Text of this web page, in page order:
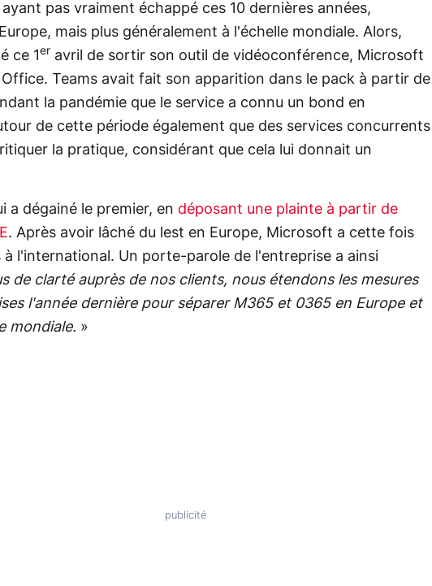
pas vraiment échappé ces 10 dernières années,
mais plus généralement à l'échelle mondiale. Alors,
ce 1 er avril de sortir son outil de vidéoconférence, Microsoft
Office. Teams avait fait son apparition dans le pack à partir de
la pandémie que le service a connu un bond en
de cette période également que des services concurrents
la pratique, considérant que cela lui donnait un
a dégainé le premier, en déposant une plainte à partir de
. Après avoir lâché du lest en Europe, Microsoft a cette fois
à l'international. Un porte-parole de l'entreprise a ainsi
de clarté auprès de nos clients, nous étendons les mesures
l'année dernière pour séparer M365 et 0365 en Europe et
mondiale. »